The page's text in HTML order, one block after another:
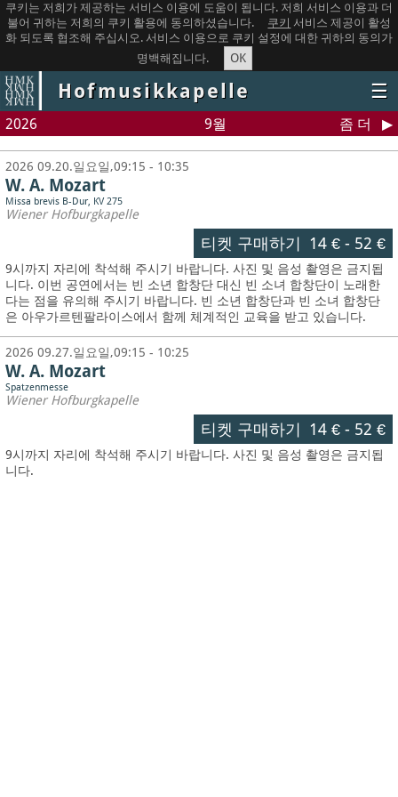
쿠키는 저희가 제공하는 서비스 이용에 도움이 됩니다. 저희 서비스 이용과 더
불어 귀하는 저희의 쿠키 활용에 동의하셨습니다.
쿠키 서비스 제공이 활성
화 되도록 협조해 주십시오. 서비스 이용으로 쿠키 설정에 대한 귀하의 동의가
명백해집니다.
OK
Hofmusikkapelle ☰
2026 9월 좀 더
2026 09.20.일요일,09:15 - 10:35
W. A. Mozart
Missa brevis B-Dur, KV 275
Wiener Hofburgkapelle
티켓 구매하기 14 €- 52 €
9시까지 자리에 착석해 주시기 바랍니다. 사진 및 음성 촬영은 금지됩
니다. 이번 공연에서는 빈 소년 합창단 대신 빈 소녀 합창단이 노래한
다는 점을 유의해 주시기 바랍니다. 빈 소년 합창단과 빈 소녀 합창단
은 아우가르텐팔라이스에서 함께 체계적인 교육을 받고 있습니다.
2026 09.27.일요일,09:15 - 10:25
W. A. Mozart
Spatzenmesse
Wiener Hofburgkapelle
티켓 구매하기 14 €- 52 €
9시까지 자리에 착석해 주시기 바랍니다. 사진 및 음성 촬영은 금지됩
니다.